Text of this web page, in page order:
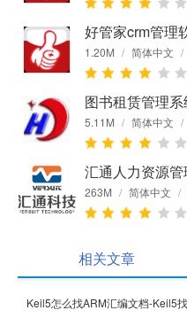
好管家crm管理
1.20M / 简体中文 /
图书租赁管理
5.11M / 简体中文 /
汇通人力资源
263M / 简体中文 /
相关文章
Keil5怎么找ARM汇编文档-Keil5